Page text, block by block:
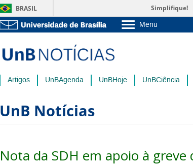
BRASIL Simplifique!
Menu
Pós-Graduação
Administração
Artigos UnBAgenda UnBHoje UnBCiência
UnB Notícias
Nota da SDH em apoio à greve